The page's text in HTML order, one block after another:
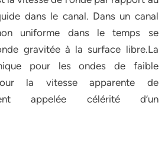
dans le canal. Dans un canal
uniforme dans le temps se
gravitée à la surface libre.La
pour les ondes de faible
la vitesse apparente de
appelée célérité d’un